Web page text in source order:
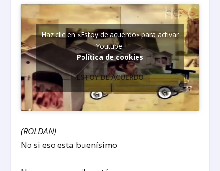
Haz clic en «Estoy de acuerdo» para activar
Youtube
Política de cookies
ESTOY DE ACUERDO
(ROLDAN)
No si eso esta buenísimo